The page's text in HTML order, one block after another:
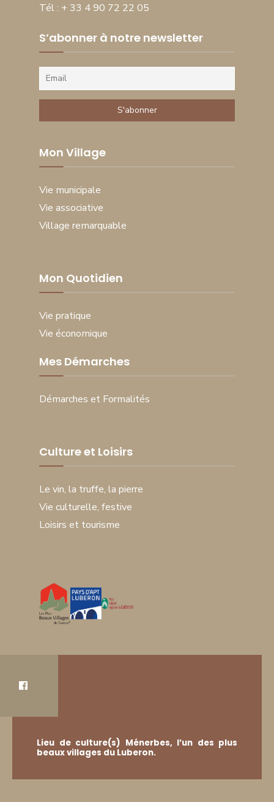
Tél : + 33 4 90 72 22 05
S’abonner à notre newsletter
Mon Village
Vie municipale
Vie associative
Village remarquable
Mon Quotidien
Vie pratique
Vie économique
Mes Démarches
Démarches et Formalités
Culture et Loisirs
Le vin, la truffe, la pierre
Vie culturelle, festive
Loisirs et tourisme
Lieu de culture(s) Ménerbes, l’un des plus
beaux villages du Luberon.